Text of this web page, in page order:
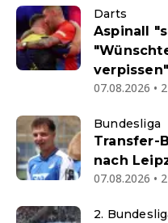
Darts
Aspinall
verpissen"
07.08.2026 •
Bundesliga
Transfer-
nach
07.08.2026 •
2.